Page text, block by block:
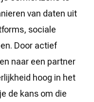
van daten uit
sociale
Door actief
naar een partner
hoog in het
de kans om die